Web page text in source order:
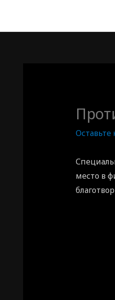
место в